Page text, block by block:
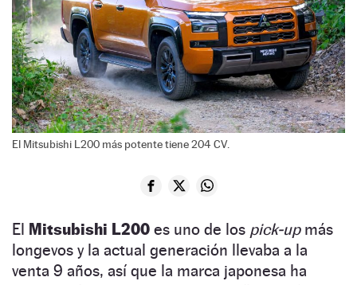
El Mitsubishi L200 más potente tiene 204 CV.
El Mitsubishi L200 es uno de los pick-upmás
longevos y la actual generación llevaba a la
venta 9 años, así que la marca japonesa ha